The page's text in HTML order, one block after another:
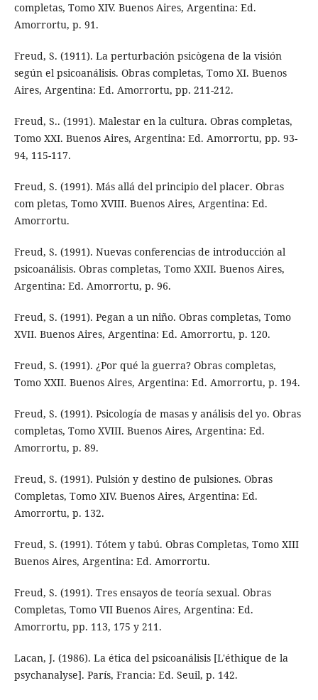
completas, Tomo XIV. Buenos Aires, Argentina: Ed.
Amorrortu, p. 91.
Freud, S. (1911). La perturbación psicògena de la visión
según el psicoanálisis. Obras completas, Tomo XI. Buenos
Aires, Argentina: Ed. Amorrortu, pp. 211-212.
Freud, S.. (1991). Malestar en la cultura. Obras completas,
Tomo XXI. Buenos Aires, Argentina: Ed. Amorrortu, pp. 93-
94, 115-117.
Freud, S. (1991). Más allá del principio del placer. Obras
com pletas, Tomo XVIII. Buenos Aires, Argentina: Ed.
Amorrortu.
Freud, S. (1991). Nuevas conferencias de introducción al
psicoanálisis. Obras completas, Tomo XXII. Buenos Aires,
Argentina: Ed. Amorrortu, p. 96.
Freud, S. (1991). Pegan a un niño. Obras completas, Tomo
XVII. Buenos Aires, Argentina: Ed. Amorrortu, p. 120.
Freud, S. (1991). ¿Por qué la guerra? Obras completas,
Tomo XXII. Buenos Aires, Argentina: Ed. Amorrortu, p. 194.
Freud, S. (1991). Psicología de masas y análisis del yo. Obras
completas, Tomo XVIII. Buenos Aires, Argentina: Ed.
Amorrortu, p. 89.
Freud, S. (1991). Pulsión y destino de pulsiones. Obras
Completas, Tomo XIV. Buenos Aires, Argentina: Ed.
Amorrortu, p. 132.
Freud, S. (1991). Tótem y tabú. Obras Completas, Tomo XIII
Buenos Aires, Argentina: Ed. Amorrortu.
Freud, S. (1991). Tres ensayos de teoría sexual. Obras
Completas, Tomo VII Buenos Aires, Argentina: Ed.
Amorrortu, pp. 113, 175 y 211.
Lacan, J. (1986). La ética del psicoanálisis [L'éthique de la
psychanalyse]. París, Francia: Ed. Seuil, p. 142.